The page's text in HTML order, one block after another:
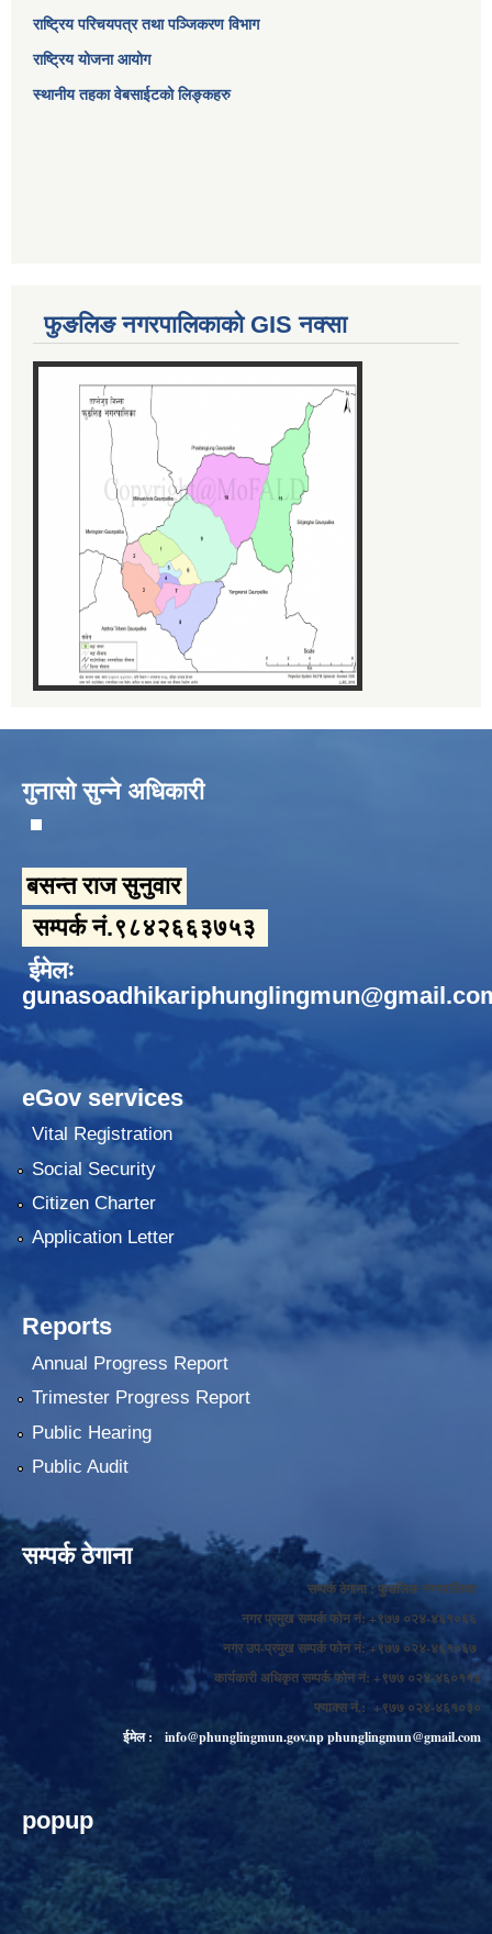
राष्ट्रिय परिचयपत्र तथा पञ्जिकरण विभाग
राष्ट्रिय योजना आयोग
स्थानीय तहका वेबसाईटको लिङ्कहरु
फुङलिङ नगरपालिकाको GIS नक्सा
गुनासो सुन्ने अधिकारी
बसन्त राज सुनुवार
सम्पर्क नं.९८४२६६३७५३
ईमेलः
eGov services
Vital Registration
Social Security
Citizen Charter
Application Letter
Reports
Annual Progress Report
Trimester Progress Report
Public Hearing
Public Audit
सम्पर्क ठेगाना
सम्पर्क ठेगाना : फुङलिङ नगरपालिका
नगर प्रमुख सम्पर्क फोन नं: +९७७ ०२४-४६१०६६
नगर उप-प्रमुख सम्पर्क फोन नं: +९७७ ०२४-४६१०६७
कार्यकारी अधिकृत सम्पर्क फोन नं: +९७७ ०२४-४६०११४
फ्याक्स नं.: +९७७ ०२४-४६१०३०
ईमेल :
info@phunglingmun.gov.npphunglingmun@gmail.com
popup